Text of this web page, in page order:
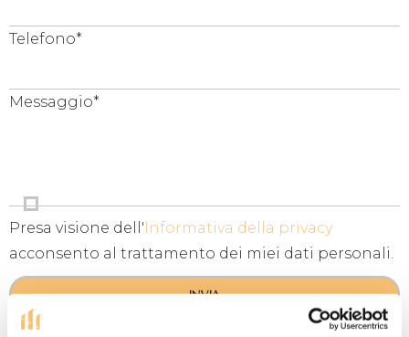
Telefono*
Messaggio*
Presa visione dell'Informativa della privacy
acconsento al trattamento dei miei dati personali.
INVIA